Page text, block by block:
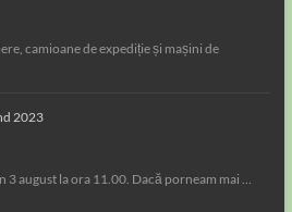
camioane de expediție și mașini de
2023
3 august la ora 11.00. Dacă porneam mai …